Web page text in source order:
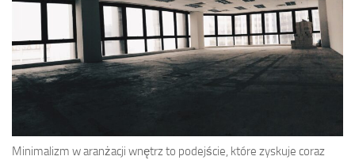
Minimalizm w aranżacji wnętrz to podejście, które zyskuje coraz